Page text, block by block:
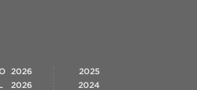
2026
2026
2025
2024